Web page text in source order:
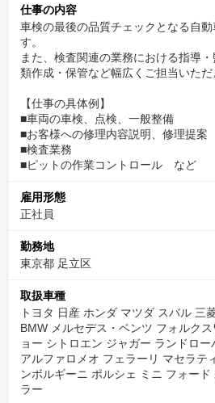
仕事の内容
車検の最後の品質チェックとなる自
す。
また、検査関連の業務における指導
類作成・保管など幅広くご担当いただ
【仕事の具体例】
■車両の車検、点検、一般整備
■お客様への修理内容説明、修理提案
■検査業務
■ピットの作業コントロール など
雇用形態
正社員
勤務地
東京都 足立区
取扱車種
トヨタ 日産 ホンダ マツダ スバル 三
BMW メルセデス・ベンツ フォルク
ョー シトロエン ジャガー ランドロ
アルファロメオ フェラーリ マセラテ
ンボルギーニ ポルシェ ミニ フォー
ラー